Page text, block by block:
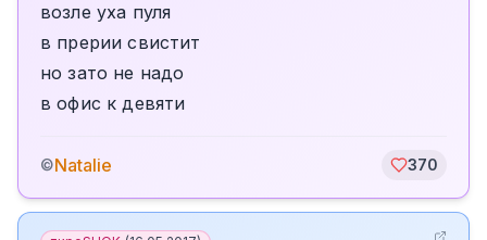
возле уха пуля
в прерии свистит
но зато не надо
в офис к девяти
©Natalie 370